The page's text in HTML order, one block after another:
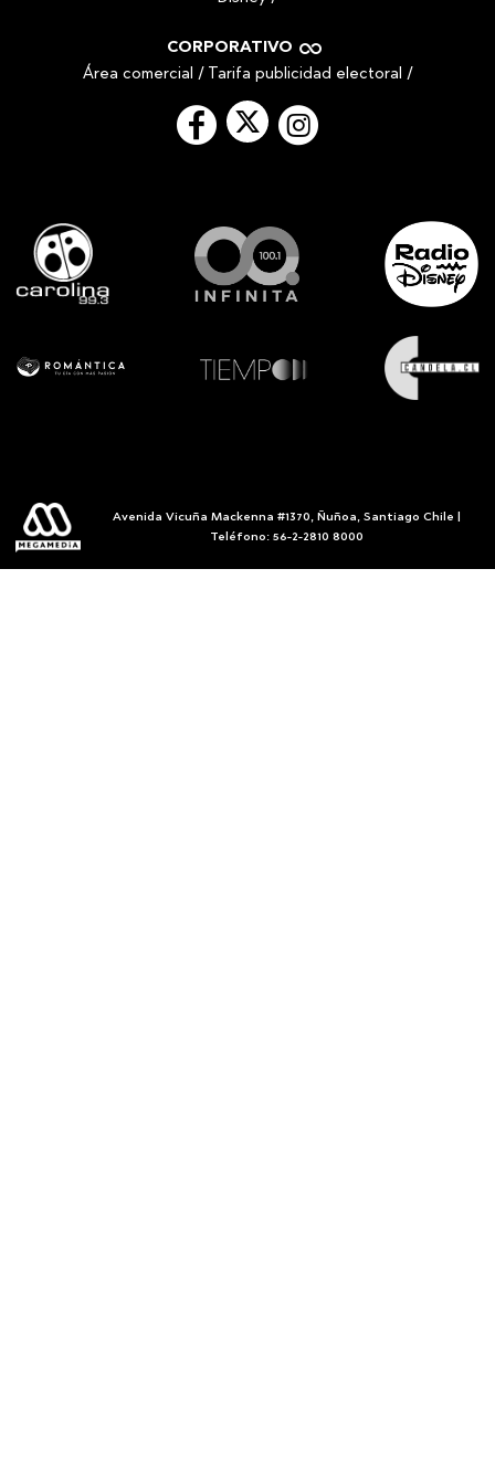
CORPORATIVO
Área comercial / Tarifa publicidad electoral /
Avenida Vicuña Mackenna #1370, Ñuñoa, Santiago Chile |
Teléfono: 56-2-2810 8000